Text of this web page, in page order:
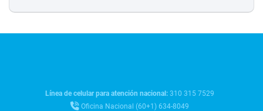
Línea de celular para atención nacional:310 315 7529
Oficina Nacional (60+1) 634-8049